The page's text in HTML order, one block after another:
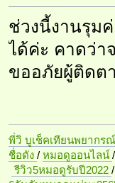
ช่วงนี้งานรุม
ได้ค่ะ คาดว่า
ขออภัยผู้ติดต
พี่วิ บูเช็คเทียนพยากร
ชื่อดัง / หมอดูออนไลน์
รีวิว5หมอดูรับปี2022